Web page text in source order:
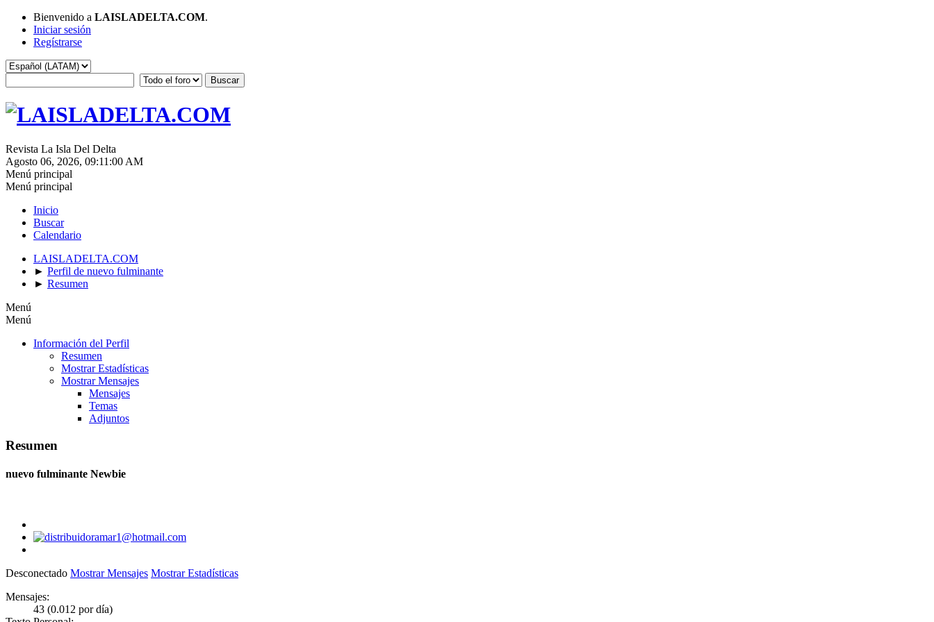
Bienvenido a LAISLADELTA.COM.
Iniciar sesión
Regístrarse
Revista La Isla Del Delta
Agosto 06, 2026, 09:11:00 AM
Menú principal
Menú principal
Inicio
Buscar
Calendario
LAISLADELTA.COM
► Perfil de nuevo fulminante
► Resumen
Menú
Menú
Información del Perfil
Resumen
Mostrar Estadísticas
Mostrar Mensajes
Mensajes
Temas
Adjuntos
Resumen
nuevo fulminante Newbie
Desconectado Mostrar Mensajes Mostrar Estadísticas
Mensajes:
43 (0.012 por día)